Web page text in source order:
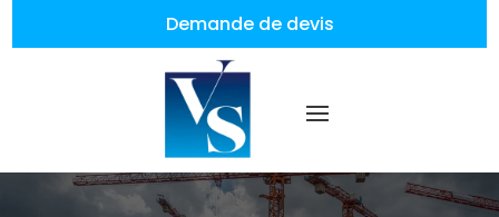
Demande de devis